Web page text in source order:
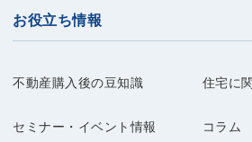
お役立ち情報
不動産購入後の豆知識 住宅に
セミナー・イベント情報 コラム